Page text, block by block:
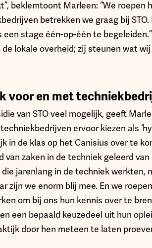
beklemtoont Marleen: “We roepen
betrekken we graag bij
stage één-op-één te
lokale overheid; zij steunen wat
voor en met
van STO veel mogelijk, geeft
ervoor kiezen als
in de klas op het Canisius over te
van zaken in de techniek geleerd
jarenlang in de techniek werkten,
zijn we enorm blij mee. En we
om bij ons hun kennis over te
een bepaald keuzedeel uit hun
door hen meteen te laten